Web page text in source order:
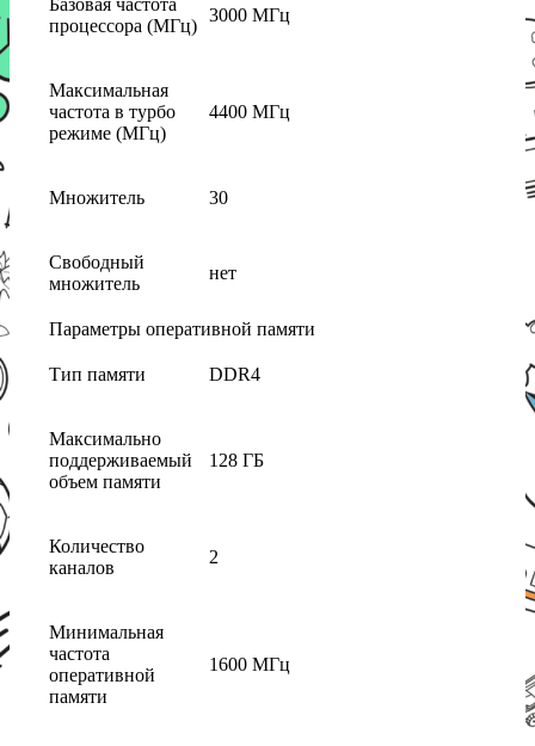
Базовая частота
процессора (МГц)
3000 МГц
Максимальная
частота в турбо
режиме (МГц)
4400 МГц
Множитель 30
Свободный
множитель
нет
Параметры оперативной памяти
Тип памяти DDR4
Максимально
поддерживаемый
объем памяти
128 ГБ
Количество
каналов
2
Минимальная
частота
оперативной
памяти
1600 МГц